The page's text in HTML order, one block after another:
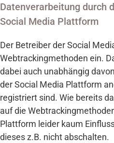
Datenverarbeitung durch
Social Media Plattform
Der Betreiber der Social
Webtrackingmethoden ein.
dabei auch unabhängig
der Social Media Plattform
registriert sind. Wie bereits
auf die
Plattform leider kaum
dieses z.B. nicht abschalten.